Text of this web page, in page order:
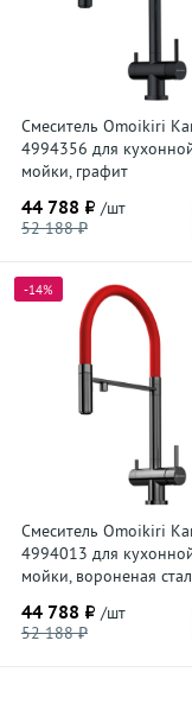
Смеситель Omoikiri
4994356 для
мойки, графит
44 788 ₽ /шт
52 188 ₽
-14%
Смеситель Omoikiri
4994013 для
мойки, вороненая
44 788 ₽ /шт
52 188 ₽